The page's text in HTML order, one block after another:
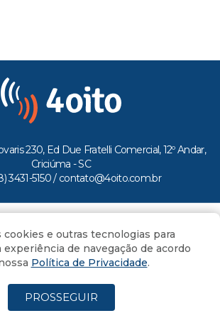
230, Ed Due Fratelli Comercial, 12º Andar,
Criciúma - SC
3431-5150 / contato@4oito.com.br
direitos reservados ao Portal 4oito
cookies e outras tecnologias para
experiência de navegação de acordo
Política de Privacidade.
PROSSEGUIR